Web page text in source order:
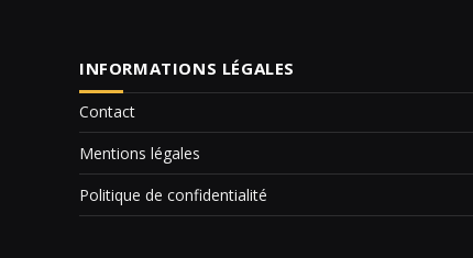
INFORMATIONS LÉGALES
Contact
Mentions légales
Politique de confidentialité